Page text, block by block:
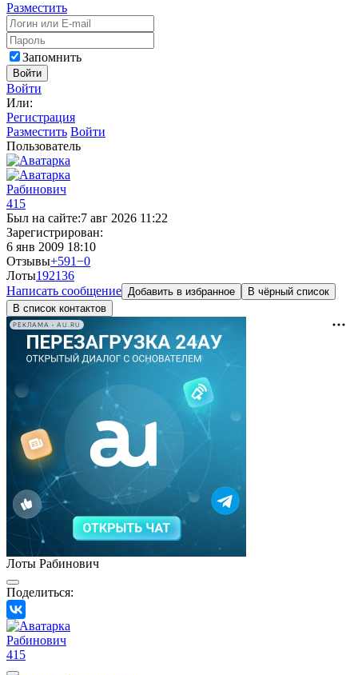
Разместить
Запомнить
Войти
Войти
Или:
Регистрация
Разместить Войти
Пользователь
Рабинович
415
Был на сайте:7 авг 2026 11:22
Зарегистрирован:
6 янв 2009 18:10
Отзывы+591−0
Лоты192136
Написать сообщение Добавить в избранное
В чёрный список
В список контактов
РЕКЛАМА • AU.RU
Лоты Рабинович
Поделиться:
Рабинович
415